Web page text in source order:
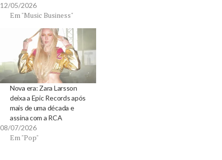
12/05/2026
Em "Music Business"
Nova era: Zara Larsson
deixa a Epic Records após
mais de uma década e
assina com a RCA
08/07/2026
Em "Pop"